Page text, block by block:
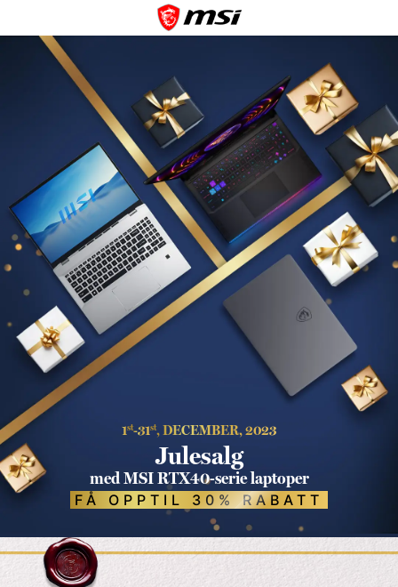
1st-31st, DECEMBER, 2023
Julesalg
med MSI RTX40-serie laptoper
FÅ OPPTIL 30% RABATT